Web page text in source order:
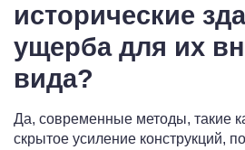
исторические
ущерба для их
вида?
Да, современные методы, такие
скрытое усиление конструкций,